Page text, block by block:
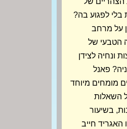
בלי לפגוע בה?
על מרחב
הטבעי של
ונחיה לצידן
פאנל
מומחים מיוחד
השאלות
בשיעור
האגריד חייב